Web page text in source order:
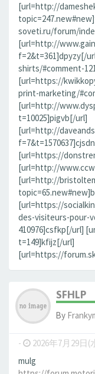
[url=http://
soveti.ru/forum/
[url=http://
f=2&t=361]dpyzy[/
shirts/#comment-
[url=https://
print-marketing/
[url=http://
t=10025]pigvb[/url]
[url=http://
[url=https://
[url=http://
[url=http://
[url=https://
des-visiteurs-pour-
410976]csfkp[/url]
t=149]kfijz[/url]
[url=https://
SFHLP
By
- 2026年7月29日(
mulg